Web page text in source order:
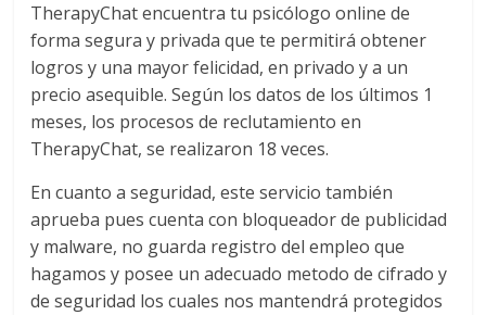
TherapyChat encuentra tu psicólogo online de
forma segura y privada que te permitirá obtener
logros y una mayor felicidad, en privado y a un
precio asequible. Según los datos de los últimos 1
meses, los procesos de reclutamiento en
TherapyChat, se realizaron 18 veces.
En cuanto a seguridad, este servicio también
aprueba pues cuenta con bloqueador de publicidad
y malware, no guarda registro del empleo que
hagamos y posee un adecuado metodo de cifrado y
de seguridad los cuales nos mantendrá protegidos